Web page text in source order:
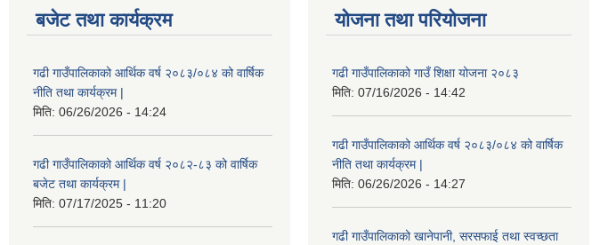
बजेट तथा कार्यक्रम
गढी गाउँपालिकाको आर्थिक वर्ष २०८३/०८४ को वार्षिक
नीति तथा कार्यक्रम |
मिति: 06/26/2026 - 14:24
गढी गाउँपालिकाको आर्थिक वर्ष २०८२-८३ को वार्षिक
बजेट तथा कार्यक्रम |
मिति: 07/17/2025 - 11:20
योजना तथा परियोजना
गढी गाउँपालिकाको गाउँ शिक्षा योजना २०८३
मिति: 07/16/2026 - 14:42
गढी गाउँपालिकाको आर्थिक वर्ष २०८३/०८४ को वार्षिक
नीति तथा कार्यक्रम |
मिति: 06/26/2026 - 14:27
गढी गाउँपालिकाको खानेपानी, सरसफाई तथा स्वच्छता